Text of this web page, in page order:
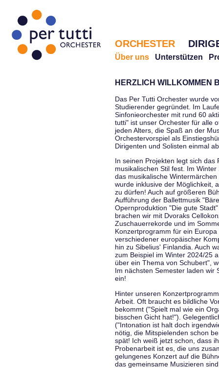
ORCHESTER
Über uns Unterstützen
HERZLICH WILLKOMMEN
Das Per Tutti Orchester wurde
Studierender gegründet. Im
Sinfonieorchester mit rund 60
tutti" ist unser Orchester für alle
jeden Alters, die Spaß an der
Orchestervorspiel als
Dirigenten und Solisten einmal
In seinen Projekten legt sich das
musikalischen Stil fest. Im
das musikalische
wurde inklusive der Möglichkeit,
zu dürfen! Auch auf größeren
Aufführung der Ballettmusik
Opernproduktion "Die gute
brachen wir mit Dvoraks
Zuschauerrekorde und im
Konzertprogramm für ein
verschiedener europäischer
hin zu Sibelius' Finlandia. Auch
zum Beispiel im Winter 2024/25
über ein Thema von Schubert",
Im nächsten Semester laden wir
ein!
Hinter unseren
Arbeit. Oft braucht es bildliche
bekommt ("Spielt mal wie ein
bisschen Gicht hat!").
("Intonation ist halt doch
nötig, die Mitspielenden schon
spät! Ich weiß jetzt schon, dass
Probenarbeit ist es, die uns
gelungenes Konzert auf die
das gemeinsame Musizieren